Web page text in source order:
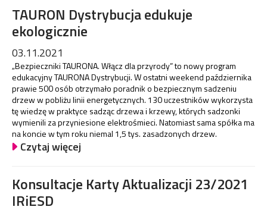
TAURON Dystrybucja edukuje
ekologicznie
03.11.2021
„Bezpieczniki TAURONA. Włącz dla przyrody” to nowy program
edukacyjny TAURONA Dystrybucji. W ostatni weekend października
prawie 500 osób otrzymało poradnik o bezpiecznym sadzeniu
drzew w pobliżu linii energetycznych. 130 uczestników wykorzysta
tę wiedzę w praktyce sadząc drzewa i krzewy, których sadzonki
wymienili za przyniesione elektrośmieci. Natomiast sama spółka ma
na koncie w tym roku niemal 1,5 tys. zasadzonych drzew.
Czytaj więcej
Konsultacje Karty Aktualizacji 23/2021
IRiESD